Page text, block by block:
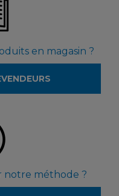
en magasin ?
notre méthode ?